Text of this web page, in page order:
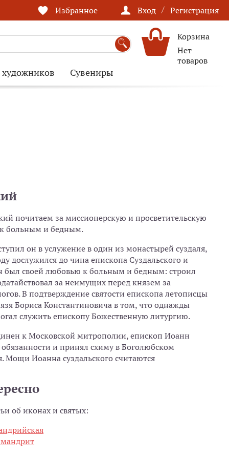
Избранное Вход / Регистрация
Корзина
Нет
товаров
Сувениры
почитаем за миссионерскую и просветительскую
к больным и бедным.
он в услужение в один из монастырей суздаля,
дослужился до чина епископа Суздальского и
был своей любовью к больным и бедным: строил
за неимущих перед князем за
В подтверждение святости епископа летописцы
Бориса Константиновича в том, что однажды
служить епископу Божественную литургию.
к Московской митрополии, епископ Иоанн
обязанности и принял схиму в Боголюбском
Мощи Иоанна суздальского считаются
об иконах и святых: